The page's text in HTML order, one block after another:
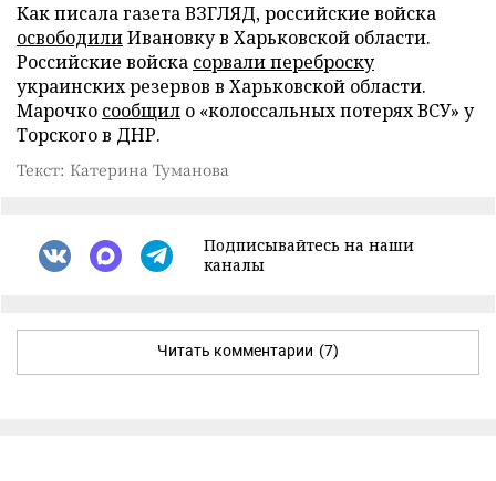
Как писала газета ВЗГЛЯД, российские войска
освободилиИвановку в Харьковской области.
Российские войска сорвали переброску
украинских резервов в Харьковской области.
Марочко сообщил о «колоссальных потерях ВСУ» у
Торского в ДНР.
Текст: Катерина Туманова
Подписывайтесь на наши
каналы
Читать комментарии (7)